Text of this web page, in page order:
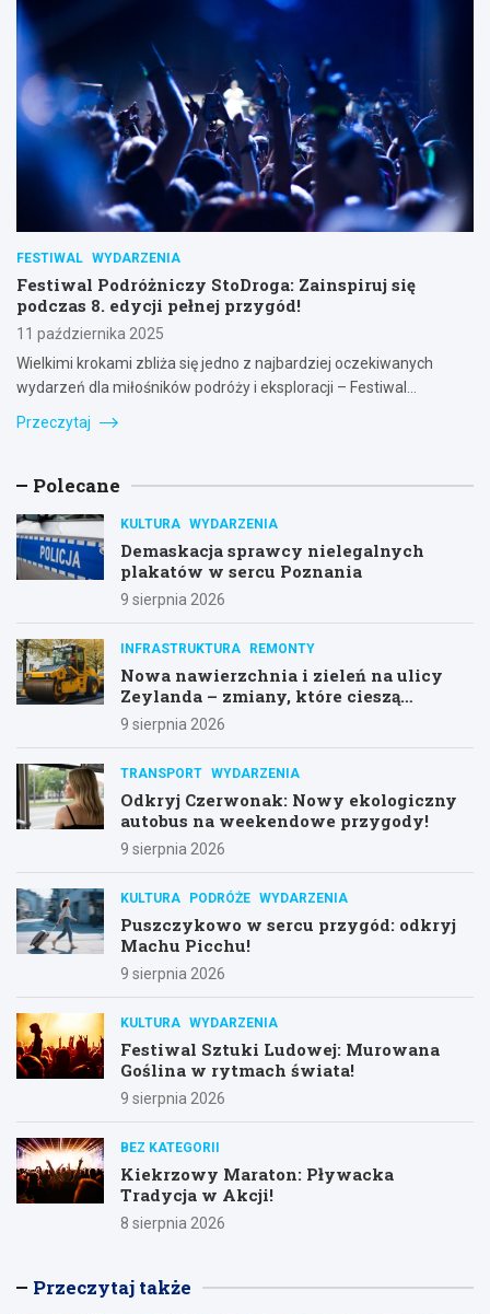
FESTIWAL WYDARZENIA
Festiwal Podróżniczy StoDroga: Zainspiruj się
podczas 8. edycji pełnej przygód!
11 października 2025
Wielkimi krokami zbliża się jedno z najbardziej oczekiwanych
wydarzeń dla miłośników podróży i eksploracji – Festiwal…
Przeczytaj
Polecane
KULTURA WYDARZENIA
Demaskacja sprawcy nielegalnych
plakatów w sercu Poznania
9 sierpnia 2026
INFRASTRUKTURA REMONTY
Nowa nawierzchnia i zieleń na ulicy
Zeylanda – zmiany, które cieszą
mieszkańców
9 sierpnia 2026
TRANSPORT WYDARZENIA
Odkryj Czerwonak: Nowy ekologiczny
autobus na weekendowe przygody!
9 sierpnia 2026
KULTURA PODRÓŻE WYDARZENIA
Puszczykowo w sercu przygód: odkryj
Machu Picchu!
9 sierpnia 2026
KULTURA WYDARZENIA
Festiwal Sztuki Ludowej: Murowana
Goślina w rytmach świata!
9 sierpnia 2026
BEZ KATEGORII
Kiekrzowy Maraton: Pływacka
Tradycja w Akcji!
8 sierpnia 2026
Przeczytaj także